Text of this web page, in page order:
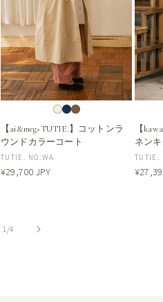
【ai&meg×TUTIE.】コットンラ
ウンドカラーコート
販
売
TUTIE. NO:WA
通
¥29,700 JPY
【
ネン
販
売
TUTIE.
通
1/の
4